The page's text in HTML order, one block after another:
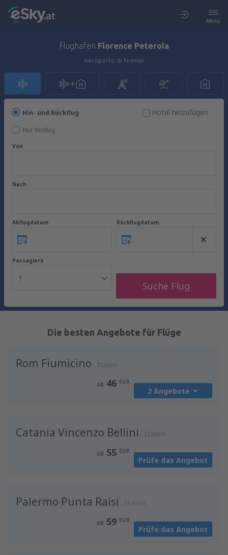
Menü
Flughafen Florence Peterola
Aeroporto di Firenze
Hin- und Rückflug
Nur Hinflug
Hotel hinzufügen
Von
Nach
Abflugdatum Rückflugdatum
Passagiere
1
Suche Flug
Die besten Angebote für Flüge
Rom Fiumicino Italien
AB 46 EUR
2 Angebote
AB 46EUR
Catania Vincenzo Bellini Italien
AB 55 EUR
Prüfe das Angebot
Palermo Punta Raisi Italien
AB 59 EUR
Prüfe das Angebot